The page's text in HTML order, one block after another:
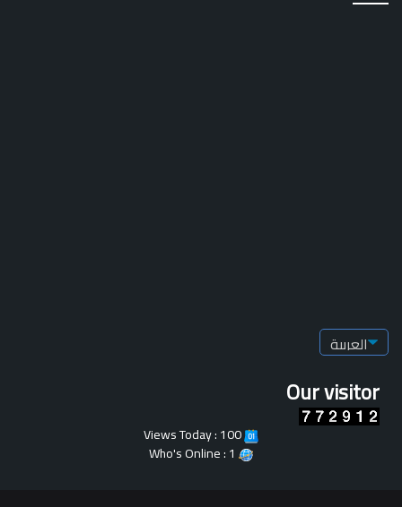
Our visitor